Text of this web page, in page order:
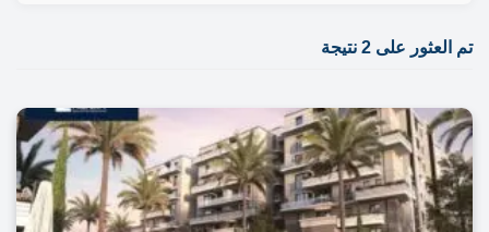
تم العثور على 2 نتيجة